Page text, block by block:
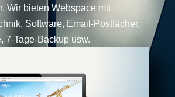
Wir bieten Webspace mit
Software, Email-Postfächer,
7-Tage-Backup usw.